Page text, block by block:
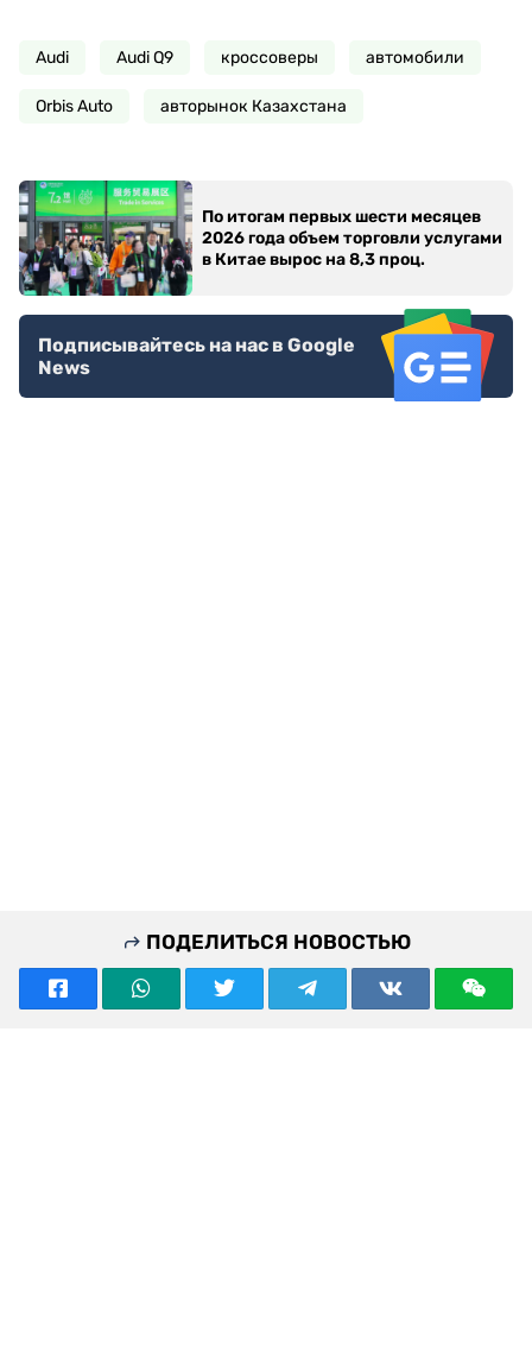
Audi Audi Q9 кроссоверы автомобили
Orbis Auto авторынок Казахстана
По итогам первых шести месяцев
2026 года объем торговли услугами
в Китае вырос на 8,3 проц.
Подписывайтесь на нас в Google
News
ПОДЕЛИТЬСЯ НОВОСТЬЮ